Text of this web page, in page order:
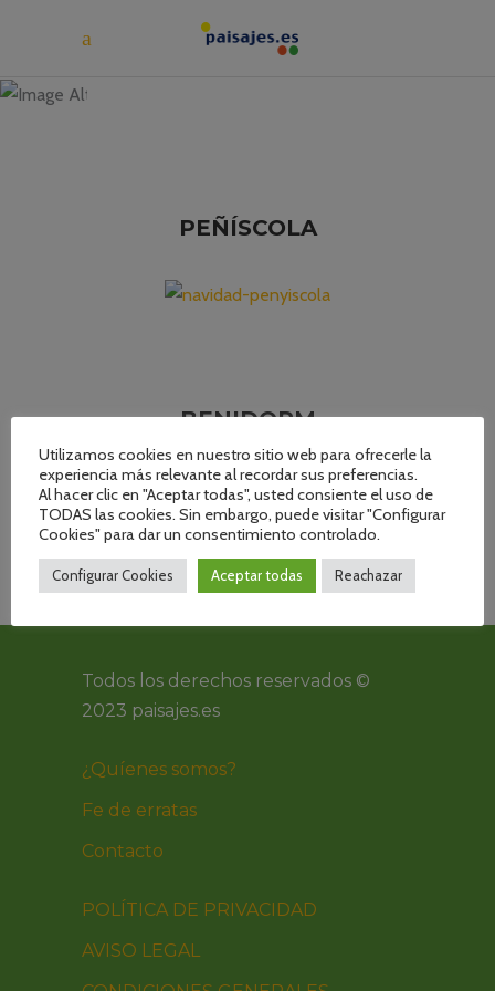
NAVIDAD
PEÑÍSCOLA
BENIDORM
Todos los derechos reservados ©
2023 paisajes.es
¿Quíenes somos?
Fe de erratas
Contacto
POLÍTICA DE PRIVACIDAD
AVISO LEGAL
Utilizamos cookies en nuestro sitio web para ofrecerle la
experiencia más relevante al recordar sus preferencias.
Al hacer clic en "Aceptar todas", usted consiente el uso de
TODAS las cookies. Sin embargo, puede visitar "Configurar
Cookies" para dar un consentimiento controlado.
Configurar Cookies Aceptar todas Reachazar